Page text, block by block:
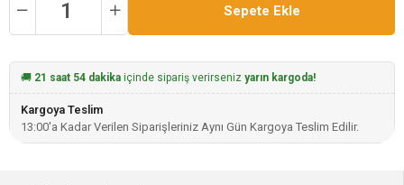
🚚 21 saat 54 dakika içinde sipariş verirseniz yarın kargoda!
Kargoya Teslim
13:00'a Kadar Verilen Siparişleriniz Aynı Gün Kargoya Teslim Edilir.